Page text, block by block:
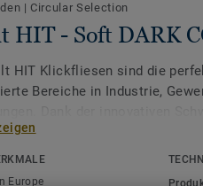
| Circular Selection
HIT - Soft DARK
HIT Klickfliesen sind die
Bereiche in Industrie,
lassen sich die Fliesen
Untergründen verlegen,
Europe